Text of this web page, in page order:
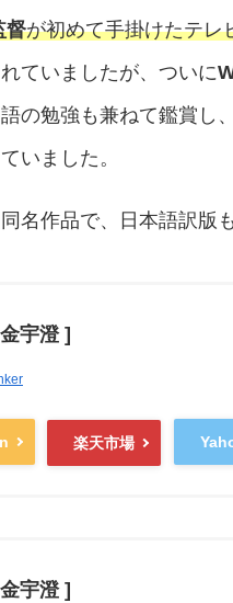
督が初めて手掛けたテレ
ていましたが、ついに
の勉強も兼ねて鑑賞し
いました。
名作品で、日本語訳版
宇澄 ]
楽天市場
宇澄 ]